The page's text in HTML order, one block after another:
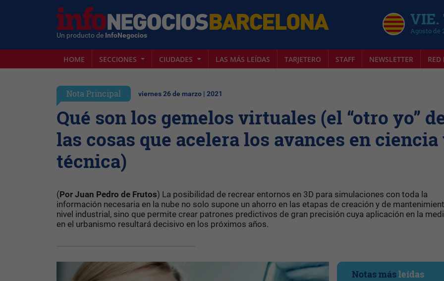
Un producto de InfoNegocios
VIE.
Agosto de
HOME SECCIONES CIUDADES LAS MÁS LEÍDAS TARJETERO STAFF NEWSLETTER RED
Nota Principal viernes 26 de marzo | 2021
Qué son los gemelos virtuales (el “otro yo”
las cosas que acelera los avances en ciencia
técnica)
(Por Juan Pedro de Frutos) La posibilidad de recrear entornos en 3D para simulaciones con toda la
información necesaria en la nube no solo supone un ahorro en las etapas de creación y de
nivel industrial, sino que permite crear patrones predictivos de gran precisión cuya aplicación en la
en el urbanismo resultará decisivo en los próximos años.
Notas másleídas